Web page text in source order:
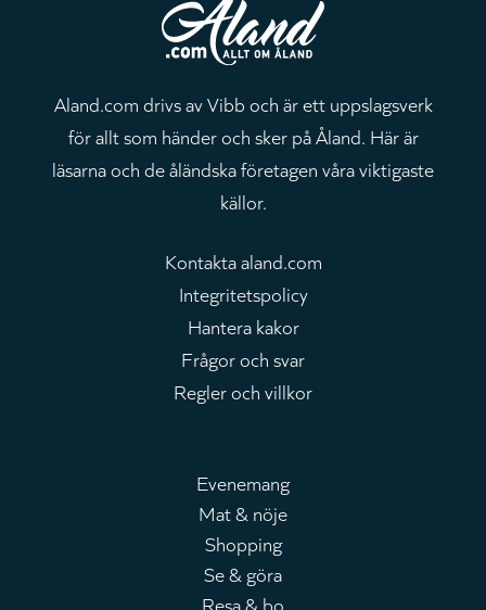
Aland.com drivs av Vibb och är ett uppslagsverk
för allt som händer och sker på Åland. Här är
läsarna och de åländska företagen våra viktigaste
källor.
Kontakta aland.com
Integritetspolicy
Hantera kakor
Frågor och svar
Regler och villkor
Huvudmeny
Evenemang
Mat & nöje
Shopping
Se & göra
Resa & bo